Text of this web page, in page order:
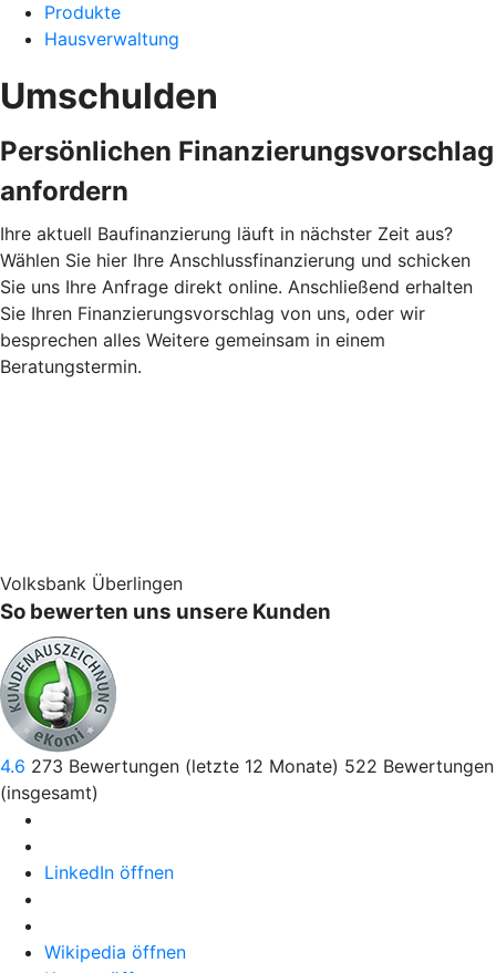
Produkte
Hausverwaltung
Umschulden
Persönlichen Finanzierungsvorschlag
anfordern
Ihre aktuell Baufinanzierung läuft in nächster Zeit aus?
Wählen Sie hier Ihre Anschlussfinanzierung und schicken
Sie uns Ihre Anfrage direkt online. Anschließend erhalten
Sie Ihren Finanzierungsvorschlag von uns, oder wir
besprechen alles Weitere gemeinsam in einem
Beratungstermin.
Volksbank Überlingen
So bewerten uns unsere Kunden
4.6 273 Bewertungen (letzte 12 Monate) 522 Bewertungen
(insgesamt)
LinkedIn öffnen
Wikipedia öffnen